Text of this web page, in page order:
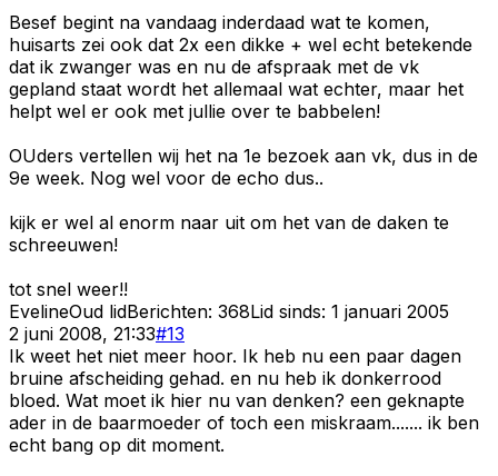
Besef begint na vandaag inderdaad wat te komen,
huisarts zei ook dat 2x een dikke + wel echt betekende
dat ik zwanger was en nu de afspraak met de vk
gepland staat wordt het allemaal wat echter, maar het
helpt wel er ook met jullie over te babbelen!
OUders vertellen wij het na 1e bezoek aan vk, dus in de
9e week. Nog wel voor de echo dus..
kijk er wel al enorm naar uit om het van de daken te
schreeuwen!
tot snel weer!!
EvelineOud lidBerichten: 368Lid sinds: 1 januari 2005
2 juni 2008, 21:33#13
Ik weet het niet meer hoor. Ik heb nu een paar dagen
bruine afscheiding gehad. en nu heb ik donkerrood
bloed. Wat moet ik hier nu van denken? een geknapte
ader in de baarmoeder of toch een miskraam....... ik ben
echt bang op dit moment.